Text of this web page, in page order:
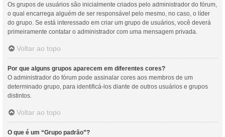
Os grupos de usuários são inicialmente criados pelo administrador do fórum,
o qual encarrega alguém de ser responsável pelo mesmo, no caso, o líder
do grupo. Se está interessado em criar um grupo de usuários, você deverá
primeiramente contatar o administrador com uma mensagem privada.
Voltar ao topo
Por que alguns grupos aparecem em diferentes cores?
O administrador do fórum pode assinalar cores aos membros de um
determinado grupo, para identificá-los diante de outros usuários e grupos
distintos.
Voltar ao topo
O que é um “Grupo padrão”?